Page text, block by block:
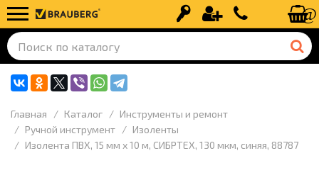
Вход Регистрация+7 (499) 110-
Главная Каталог
Инструменты и ремонт
Ручной инструмент
Изоленты
Изолента ПВХ, 15 мм х 10 м, СИБРТЕХ, 130 мкм, синяя, 88787